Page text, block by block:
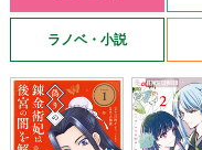
ラノベ・小説